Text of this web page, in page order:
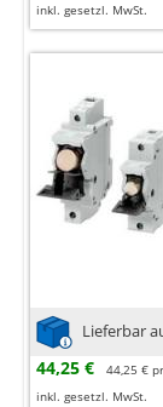
inkl. gesetzl. MwSt.
Lieferbar
44,25 €
44,25 €
inkl. gesetzl. MwSt.